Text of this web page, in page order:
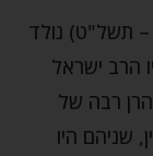
תשל"ט) נולד
הרב ישראל
רבה של
שניהם היו